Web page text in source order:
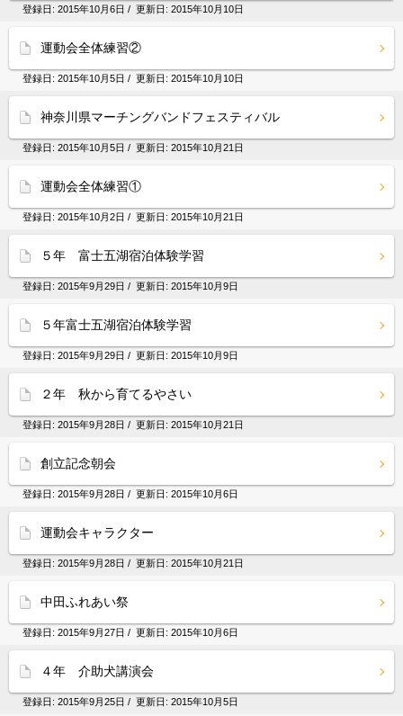
登録日: 2015年10月6日 / 更新日: 2015年10月10日
運動会全体練習②
登録日: 2015年10月5日 / 更新日: 2015年10月10日
神奈川県マーチングバンドフェスティバル
登録日: 2015年10月5日 / 更新日: 2015年10月21日
運動会全体練習①
登録日: 2015年10月2日 / 更新日: 2015年10月21日
５年 富士五湖宿泊体験学習
登録日: 2015年9月29日 / 更新日: 2015年10月9日
５年富士五湖宿泊体験学習
登録日: 2015年9月29日 / 更新日: 2015年10月9日
２年 秋から育てるやさい
登録日: 2015年9月28日 / 更新日: 2015年10月21日
創立記念朝会
登録日: 2015年9月28日 / 更新日: 2015年10月6日
運動会キャラクター
登録日: 2015年9月28日 / 更新日: 2015年10月21日
中田ふれあい祭
登録日: 2015年9月27日 / 更新日: 2015年10月6日
４年 介助犬講演会
登録日: 2015年9月25日 / 更新日: 2015年10月5日